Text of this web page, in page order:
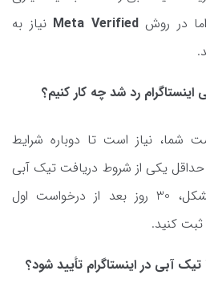
در روشMeta Verified نیاز به
رد شد چه کار کنیم؟
نیاز است تا دوباره شرایط
یکی از شروط دریافت تیک آبی
را نداشتید. بعد از رفع مشکل، 30 روز بعد از درخواست اول
کنید.
آبی در اینستاگرام تأیید شود؟